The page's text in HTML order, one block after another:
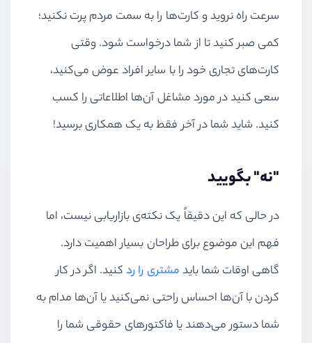
سرعت راه نروید و کارت‌ها را به سمت مردم پرت نکنید؛
کمی صبر کنید تا از شما درخواست شود. وقتی
کارت‌های تجاری خود را با سایر افراد عوض می‌کنید،
سعی کنید در مورد مشاغل آن‌ها اطلاعاتی را کسب
کنید. شاید شما در آخر فقط به یک همکاری برسید!
"نه" بگویید
در حالی که این دقیقاً یک نکته‌ی بازاریابی نیست، اما
فهم این موضوع برای طراحان بسیار اهمیت دارد.
گاهی اوقات شما بایدمشتری را ردکنید. اگر در کار
کردن با آن‌ها احساس راحتی نمی‌کنید یا آن‌ها مدام به
شما دستور می‌دهند یا فاکتورهای حقوقی شما را